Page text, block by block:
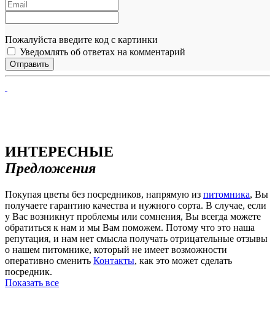
Пожалуйста введите код с картинки
Уведомлять об ответах на комментарий
ИНТЕРЕСНЫЕ
Предложения
Покупая цветы без посредников, напрямую из питомника, Вы
получаете гарантию качества и нужного сорта. В случае, если
у Вас возникнут проблемы или сомнения, Вы всегда можете
обратиться к нам и мы Вам поможем. Потому что это наша
репутация, и нам нет смысла получать отрицательные отзывы
о нашем питомнике, который не имеет возможности
оперативно сменить Контакты, как это может сделать
посредник.
Показать все